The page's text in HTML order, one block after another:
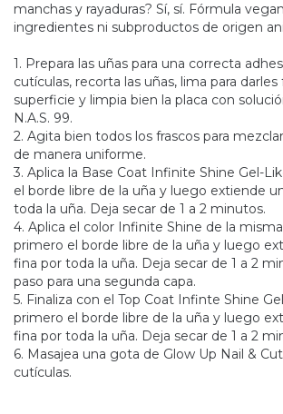
manchas y rayaduras? Sí, sí. Fórmula
ingredientes ni subproductos de origen
1. Prepara las uñas para una correcta
cutículas, recorta las uñas, lima para
superficie y limpia bien la placa con
N.A.S. 99.
2. Agita bien todos los frascos para
de manera uniforme.
3. Aplica la Base Coat Infinite Shine Gel-
el borde libre de la uña y luego extiende
toda la uña. Deja secar de 1 a 2 minutos.
4. Aplica el color Infinite Shine de la
primero el borde libre de la uña y luego
fina por toda la uña. Deja secar de 1 a 2
paso para una segunda capa.
5. Finaliza con el Top Coat Infinte Shine
primero el borde libre de la uña y luego
fina por toda la uña. Deja secar de 1 a 2
6. Masajea una gota de Glow Up Nail &
cutículas.